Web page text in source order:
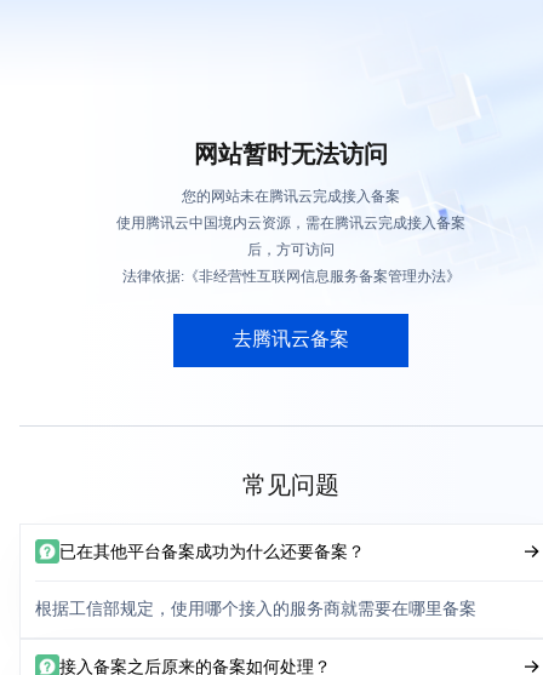
网站暂时无法访问
您的网站未在腾讯云完成接入备案
使用腾讯云中国境内云资源，需在腾讯云完成接入备案
后，方可访问
法律依据:《非经营性互联网信息服务备案管理办法》
去腾讯云备案
常见问题
已在其他平台备案成功为什么还要备案？
根据工信部规定，使用哪个接入的服务商就需要在哪里备案
接入备案之后原来的备案如何处理？